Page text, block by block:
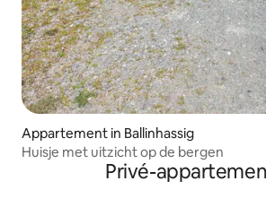
Appartement in Ballinhassig
Huisje met uitzicht op de bergen
Privé-